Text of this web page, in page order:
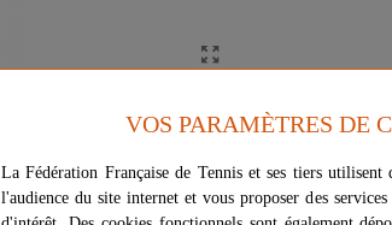
VOS PARAMÈTRES DE
La Fédération Française de Tennis et ses tiers utilisent
l'audience du site internet et vous proposer des